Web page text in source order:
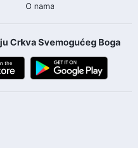
O nama
Crkva Svemogućeg Boga